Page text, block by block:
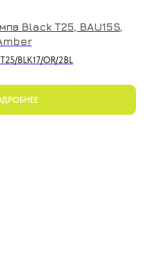
Black T25, BAU15S,
BLK17/OR/2BL